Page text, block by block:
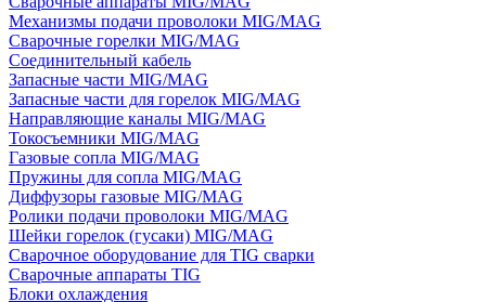
Механизмы подачи проволоки MIG/MAG
Сварочные горелки MIG/MAG
Соединительный кабель
Запасные части MIG/MAG
Запасные части для горелок MIG/MAG
Направляющие каналы MIG/MAG
Токосъемники MIG/MAG
Газовые сопла MIG/MAG
Пружины для сопла MIG/MAG
Диффузоры газовые MIG/MAG
Ролики подачи проволоки MIG/MAG
Шейки горелок (гусаки) MIG/MAG
Сварочное оборудование для TIG сварки
Сварочные аппараты TIG
Блоки охлаждения